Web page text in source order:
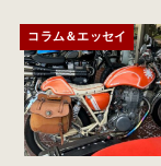
コラム＆エッセイ